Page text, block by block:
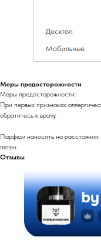
Меры предосторожности
Меры предосторожности:
При первых признаках
обратитесь к врачу.
Парфюм наносить на расстоянии
пятен.
Отзывы